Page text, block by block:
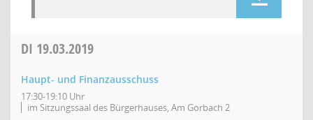
DI 19.03.2019
Haupt- und Finanzausschuss
17:30-19:10 Uhr
im Sitzungssaal des Bürgerhauses, Am Gorbach 2